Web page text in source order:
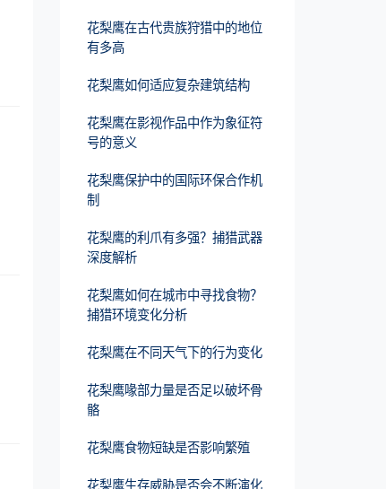
花梨鹰在古代贵族狩猎中的地位
有多高
花梨鹰如何适应复杂建筑结构
花梨鹰在影视作品中作为象征符
号的意义
花梨鹰保护中的国际环保合作机
制
花梨鹰的利爪有多强？捕猎武器
深度解析
花梨鹰如何在城市中寻找食物？
捕猎环境变化分析
花梨鹰在不同天气下的行为变化
花梨鹰喙部力量是否足以破坏骨
骼
花梨鹰食物短缺是否影响繁殖
花梨鹰生存威胁是否会不断演化